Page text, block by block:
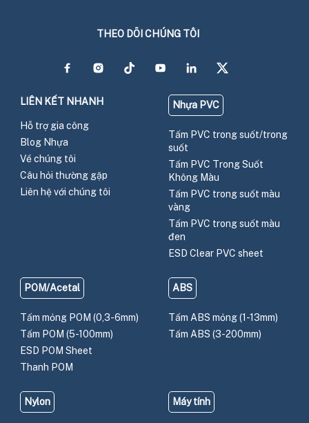
THEO DÕI CHÚNG TÔI
LIÊN KẾT NHANH
Hỗ trợ gia công
Blog Nhựa
Về chúng tôi
Câu hỏi thường gặp
Liên hệ với chúng tôi
Nhựa PVC
Tấm PVC trong suốt/trong
suốt
Tấm PVC Trong Suốt
Không Màu
Tấm PVC trong suốt màu
vàng
Tấm PVC trong suốt màu
đen
ESD Clear PVC sheet
POM/Acetal
Tấm mỏng POM (0,3-6mm)
Tấm POM (5-100mm)
ESD POM Sheet
Thanh POM
ABS
Tấm ABS mỏng (1-13mm)
Tấm ABS (3-200mm)
Nylon Máy tính